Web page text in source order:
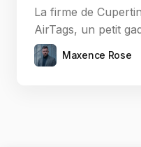
La firme de
AirTags, un petit
Maxence Rose